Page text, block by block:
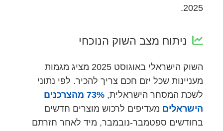
2025.
ניתוח מצב השוק הנוכחי
השוק הישראלי באוגוסט 2025 מציג מגמות
מעניינות שכל יזם חכם צריך להכיר. לפי נתוני
לשכת המסחר הישראלית,
73% מהצרכנים
הישראלים מעדיפים לרכוש מוצרים חדשים
בחודשים ספטמבר-נובמבר, מיד לאחר חזרתם